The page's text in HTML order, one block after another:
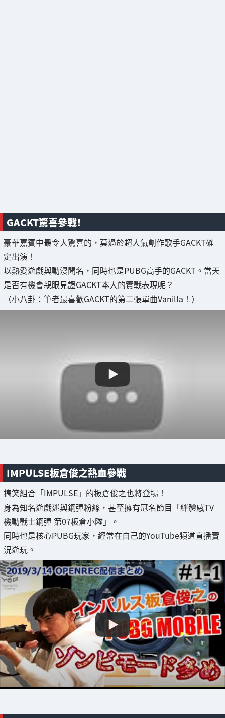
GACKT驚喜參戰！
豪華嘉賓中最令人驚喜的，莫過於超人氣創作歌手GACKT確
定出演！
以熱愛遊戲與動漫聞名，同時也是PUBG高手的GACKT。當天
是否有機會親眼見證GACKT本人的實戰表現呢？
（小八卦：筆者最喜歡GACKT的第二張單曲Vanilla！）
IMPULSE板倉俊之熱血參戰
搞笑組合「IMPULSE」的板倉俊之也將登場！
身為知名遊戲迷與鋼彈粉絲，甚至擁有冠名節目「絆體感TV
機動戰士鋼彈 第07板倉小隊」。
同時也是核心PUBG玩家，經常在自己的YouTube頻道直播實
況遊玩。